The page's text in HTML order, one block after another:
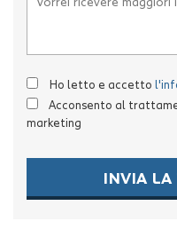
Ho letto e accetto
Acconsento al
marketing
INVIA